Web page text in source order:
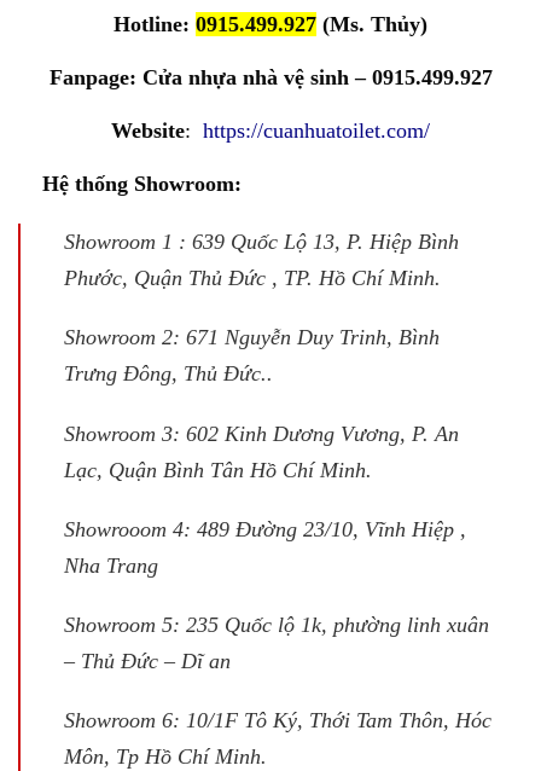
Hotline: 0915.499.927 (Ms. Thủy)
Fanpage: Cửa nhựa nhà vệ sinh – 0915.499.927
Website: https://cuanhuatoilet.com/
Hệ thống Showroom:
Showroom 1 : 639 Quốc Lộ 13, P. Hiệp Bình
Phước, Quận Thủ Đức , TP. Hồ Chí Minh.
Showroom 2: 671 Nguyễn Duy Trinh, Bình
Trưng Đông, Thủ Đức..
Showroom 3: 602 Kinh Dương Vương, P. An
Lạc, Quận Bình Tân Hồ Chí Minh.
Showrooom 4: 489 Đường 23/10, Vĩnh Hiệp ,
Nha Trang
Showroom 5: 235 Quốc lộ 1k, phường linh xuân
– Thủ Đức – Dĩ an
Showroom 6: 10/1F Tô Ký, Thới Tam Thôn, Hóc
Môn, Tp Hồ Chí Minh.